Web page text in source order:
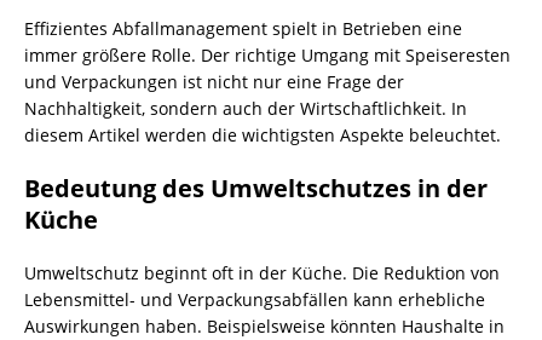
Effizientes Abfallmanagement spielt in Betrieben eine
immer größere Rolle. Der richtige Umgang mit Speiseresten
und Verpackungen ist nicht nur eine Frage der
Nachhaltigkeit, sondern auch der Wirtschaftlichkeit. In
diesem Artikel werden die wichtigsten Aspekte beleuchtet.
Bedeutung des Umweltschutzes in der
Küche
Umweltschutz beginnt oft in der Küche. Die Reduktion von
Lebensmittel- und Verpackungsabfällen kann erhebliche
Auswirkungen haben. Beispielsweise könnten Haushalte in